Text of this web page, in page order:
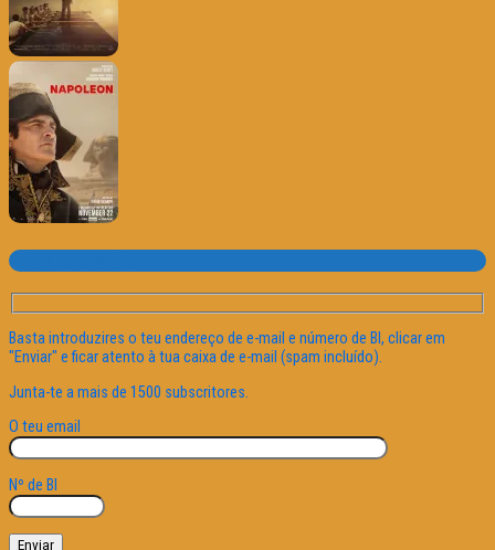
Subscrever o site
Basta introduzires o teu endereço de e-mail e número de BI, clicar em
"Enviar" e ficar atento à tua caixa de e-mail (spam incluído).
Junta-te a mais de 1500 subscritores.
O teu email
Nº de BI